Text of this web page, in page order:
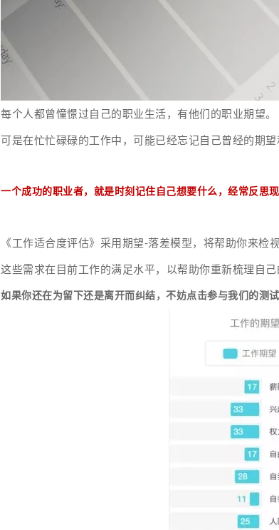
每个人都曾憧憬过自己的职业生活，有他们的职业期望。
可是在忙忙碌碌的工作中，可能已经忘记自己曾经的期望
一个成功的职业者，就是时刻记住自己想要什么，经常反思
《工作适合度评估》采用期望-落差模型，将帮助你来
这些需求在目前工作的满足水平，以帮助你重新梳理自
如果你还在为留下还是离开而纠结，不妨点击参与我们的测试